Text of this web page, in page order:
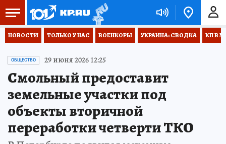
НОВОСТИ ТОЛЬКО У НАС ВОЕНКОРЫ УКРАИНА: СВОДКА КП В
ОБЩЕСТВО 29 июня 2026 12:25
Смольный предоставит
земельные участки под
объекты вторичной
переработки четверти ТКО